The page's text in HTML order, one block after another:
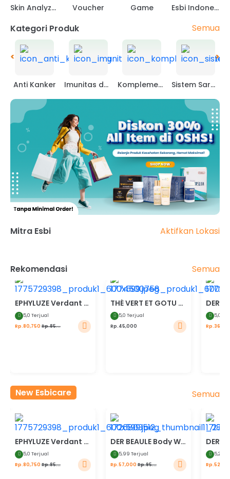
Skin Analyzer Voucher Game Esbi Indonesia
Kategori Produk Semua
Anti Kanker Imunitas dan lainnya Komplemen Obat Sistem Saraf dan Pembuluh Darah
< >
Mitra Esbi
Aktifkan Lokasi
Rekomendasi Semua
5%
EPHYLUZE Verdant Bloom Perfume
5,0 Terjual
Rp.80,750 Rp.85...
THÉ VERT ET GOTU KOLA Teh Hijau dengan Pegagan
5,0 Terjual
Rp.45,000
20%
5,0
New Esbicare Semua
5%
EPHYLUZE Verdant Bloom Perfume
5,0 Terjual
Rp.80,750 Rp.85...
DER BEAULE Body Wash Body Serum Apple Stem Cell
5,99 Terjual
Rp.57,000 Rp.95...
30%
5,249